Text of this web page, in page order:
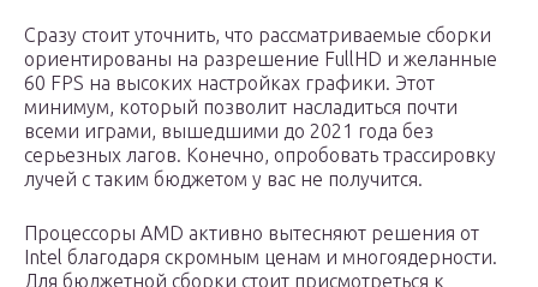
Сразу стоит уточнить, что рассматриваемые сборки
ориентированы на разрешение FullHD и желанные
60 FPS на высоких настройках графики. Этот
минимум, который позволит насладиться почти
всеми играми, вышедшими до 2021 года без
серьезных лагов. Конечно, опробовать трассировку
лучей с таким бюджетом у вас не получится.
Процессоры AMD активно вытесняют решения от
Intel благодаря скромным ценам и многоядерности.
Для бюджетной сборки стоит присмотреться к